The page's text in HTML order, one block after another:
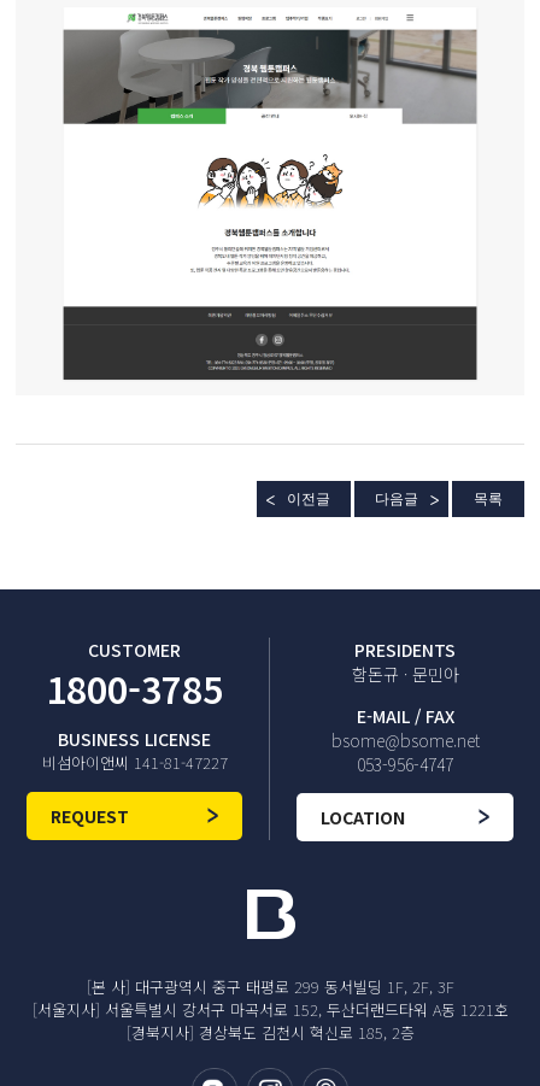
이전글 다음글 목록
CUSTOMER
1800-3785
BUSINESS LICENSE
비섬아이앤씨 141-81-47227
REQUEST
PRESIDENTS
함돈규 · 문민아
E-MAIL / FAX
bsome@bsome.net
053-956-4747
LOCATION
[본 사] 대구광역시 중구 태평로 299 동서빌딩 1F, 2F, 3F
[서울지사] 서울특별시 강서구 마곡서로 152, 두산더랜드타워 A동 1221호
[경북지사] 경상북도 김천시 혁신로 185, 2층